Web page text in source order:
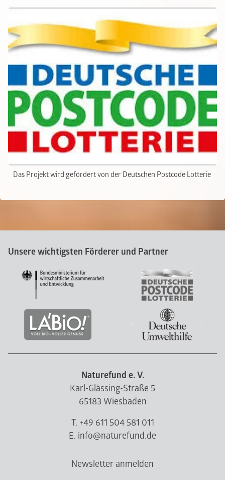
Das Projekt wird gefördert von der Deutschen Postcode Lotterie
Unsere wichtigsten Förderer und Partner
Naturefund e. V.
Karl-Glässing-Straße 5
65183 Wiesbaden
T. +49 611 504 581 011
E. info@naturefund.de
Newsletter anmelden